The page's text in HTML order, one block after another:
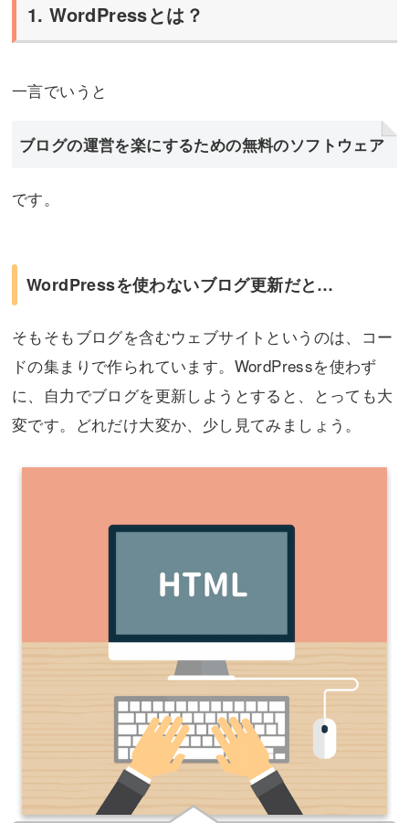
1. WordPressとは？
一言でいうと
ブログの運営を楽にするための無料のソフトウェア
です。
WordPressを使わないブログ更新だと…
そもそもブログを含むウェブサイトというのは、コー
ドの集まりで作られています。WordPressを使わず
に、自力でブログを更新しようとすると、とっても大
変です。どれだけ大変か、少し見てみましょう。